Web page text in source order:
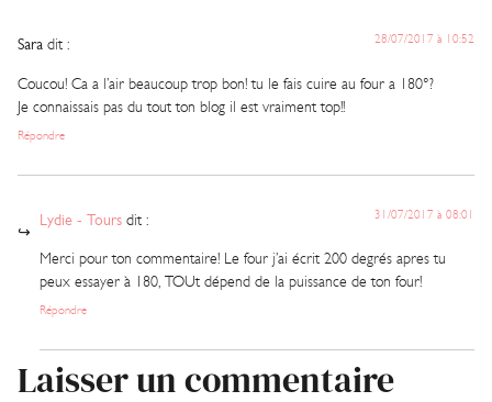
Sara dit : 28/07/2017 à 10:52
Coucou! Ca a l’air beaucoup trop bon! tu le fais cuire au four a 180°?
Je connaissais pas du tout ton blog il est vraiment top!!
Répondre
Lydie - Tours dit : 31/07/2017 à 08:01
Merci pour ton commentaire! Le four j’ai écrit 200 degrés apres tu
peux essayer à 180, TOUt dépend de la puissance de ton four!
Répondre
Laisser un commentaire